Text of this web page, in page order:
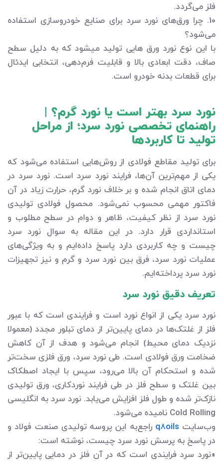
فلز می‌گردد.
10. چرا ورق‌های نورد سرد برای صنایع خودروسازی استفاده
می‌شود؟
با این نوع نورد ورق هایی تولید می‎شود که به دلیل سطح
صاف، دقت ابعادی بالا و قابلیت فرم‌دهی، انتخابی ایدئال
برای قطعات بدنه خودرو است.
نورد سرد بهتر است یا نورد گرم؟ |
راهنمای تخصصی نورد سرد؛ از مراحل
تولید تا کاربردها
برای تولید مقاطع فولادی از روش‌هایی استفاده می‌شود که
یکی از مهم‌ترین آن‌ها، فرایند نورد سرد است. نورد سرد در
دمای اتاق انجام شده و بر خلاف نورد گرم، حرارت زیاد در آن
فاکتور مهمی محسوب نمی‌شود. محصول فولادی تولیدی
نورد سرد از نظر کیفیت، ظاهر و دوام در سطح مطلوب و
استانداردی قرار دارد. در این مقاله به سوال نورد سرد
چیست و چه کاربردی دارد پاسخ داده‌ایم و به ویژگی‌های
عملیات نورد سرد، فرق بین نورد سرد و گرم و نیز تجهیزات
نورد سرد پرداخته‌ایم.
تعریف دقیق نورد سرد
نورد سرد یکی از انواع نورد است و فرایندی است که با عبور
فلز از غلتک‌ها در دمای پایین‌تر از دمای تبلور مجدد (معمولا
نزدیک دمای محیط) انجام می‌شود و هدف از آن کاهش
ضخامت ورق فولادی است. طی نورد سرد، ورق فلزی سخت‌تر
شده و استحکام آن بالا می‌رود، سپس با ایجاد اصطکاک
بین غلتک و سطح فلز در طی فرایند نوردکاری، ورق تولیدی
نازک‌تر شده و طول فلز افزایش می‌یابد. نورد سرد به انگلیسی
Cold Rolling نامیده می‌شود.
وب‌سایت q8oils راجع‌به این پروسه تولیدی صنعت فولاد و
در پاسخ به پرسش نورد سرد چیست، نوشته است:
«نورد سرد فرایندی است که در آن فلز در دمایی پایین‌تر از